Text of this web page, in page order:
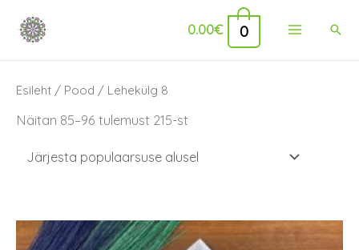
0.00€ 0
Esileht / Pood / Lehekülg 8
Näitan 85–96 tulemust 215-st